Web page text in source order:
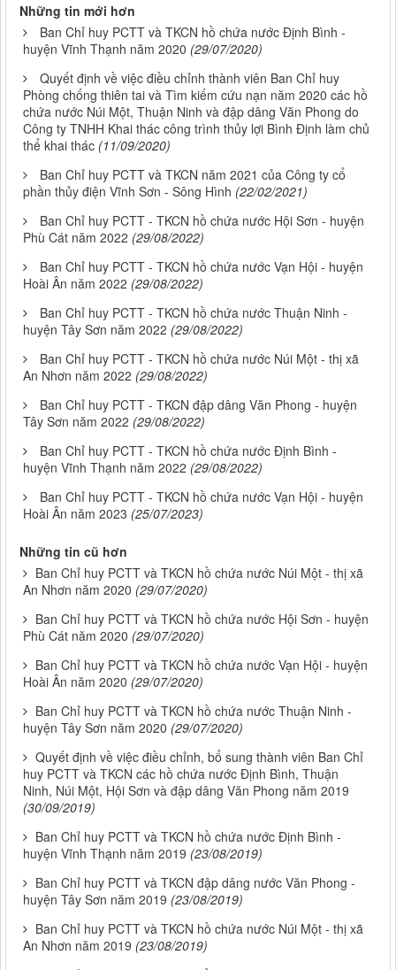
Những tin mới hơn
Ban Chỉ huy PCTT và TKCN hồ chứa nước Định Bình -
huyện Vĩnh Thạnh năm 2020 (29/07/2020)
Quyết định về việc điều chỉnh thành viên Ban Chỉ huy
Phòng chống thiên tai và Tìm kiếm cứu nạn năm 2020 các hồ
chứa nước Núi Một, Thuận Ninh và đập dâng Văn Phong do
Công ty TNHH Khai thác công trình thủy lợi Bình Định làm chủ
thể khai thác (11/09/2020)
Ban Chỉ huy PCTT và TKCN năm 2021 của Công ty cổ
phần thủy điện Vĩnh Sơn - Sông Hình (22/02/2021)
Ban Chỉ huy PCTT - TKCN hồ chứa nước Hội Sơn - huyện
Phù Cát năm 2022 (29/08/2022)
Ban Chỉ huy PCTT - TKCN hồ chứa nước Vạn Hội - huyện
Hoài Ân năm 2022 (29/08/2022)
Ban Chỉ huy PCTT - TKCN hồ chứa nước Thuận Ninh -
huyện Tây Sơn năm 2022 (29/08/2022)
Ban Chỉ huy PCTT - TKCN hồ chứa nước Núi Một - thị xã
An Nhơn năm 2022 (29/08/2022)
Ban Chỉ huy PCTT - TKCN đập dâng Văn Phong - huyện
Tây Sơn năm 2022 (29/08/2022)
Ban Chỉ huy PCTT - TKCN hồ chứa nước Định Bình -
huyện Vĩnh Thạnh năm 2022 (29/08/2022)
Ban Chỉ huy PCTT - TKCN hồ chứa nước Vạn Hội - huyện
Hoài Ân năm 2023 (25/07/2023)
Những tin cũ hơn
Ban Chỉ huy PCTT và TKCN hồ chứa nước Núi Một - thị xã
An Nhơn năm 2020 (29/07/2020)
Ban Chỉ huy PCTT và TKCN hồ chứa nước Hội Sơn - huyện
Phù Cát năm 2020 (29/07/2020)
Ban Chỉ huy PCTT và TKCN hồ chứa nước Vạn Hội - huyện
Hoài Ân năm 2020 (29/07/2020)
Ban Chỉ huy PCTT và TKCN hồ chứa nước Thuận Ninh -
huyện Tây Sơn năm 2020 (29/07/2020)
Quyết định về việc điều chỉnh, bổ sung thành viên Ban Chỉ
huy PCTT và TKCN các hồ chứa nước Định Bình, Thuận
Ninh, Núi Một, Hội Sơn và đập dâng Văn Phong năm 2019
(30/09/2019)
Ban Chỉ huy PCTT và TKCN hồ chứa nước Định Bình -
huyện Vĩnh Thạnh năm 2019 (23/08/2019)
Ban Chỉ huy PCTT và TKCN đập dâng nước Văn Phong -
huyện Tây Sơn năm 2019 (23/08/2019)
Ban Chỉ huy PCTT và TKCN hồ chứa nước Núi Một - thị xã
An Nhơn năm 2019 (23/08/2019)